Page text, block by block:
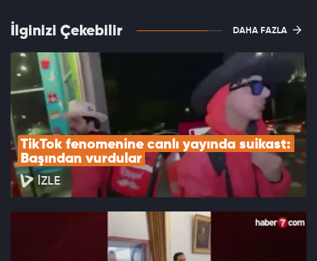
İlginizi Çekebilir DAHA FAZLA
TikTok fenomenine canlı yayında suikast:
Başından vurdular
İZLE